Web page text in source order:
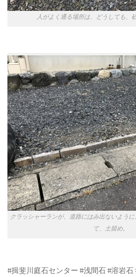
人がよく通る場所は、どうしても、
クラッシャーランが、道路にはみ出ないよう
て、土留め。
#揖斐川庭石センター #浅間石 #溶岩石